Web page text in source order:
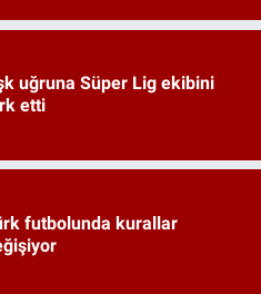
uğruna Süper Lig ekibini
etti
futbolunda kurallar